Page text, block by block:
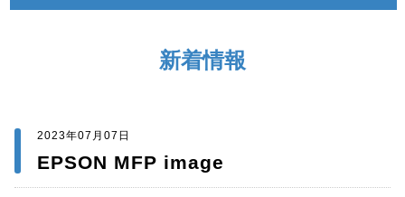
新着情報
2023年07月07日
EPSON MFP image